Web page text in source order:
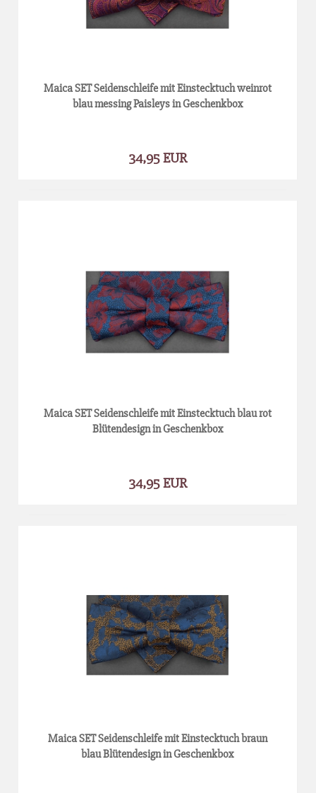
Maica SET Seidenschleife mit Einstecktuch weinrot
blau messing Paisleys in Geschenkbox
34,95 EUR
Maica SET Seidenschleife mit Einstecktuch blau rot
Blütendesign in Geschenkbox
34,95 EUR
Maica SET Seidenschleife mit Einstecktuch braun
blau Blütendesign in Geschenkbox